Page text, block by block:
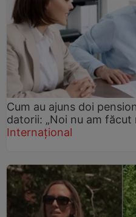
Cum au ajuns doi
datorii: „Noi nu am făcut
Internațional